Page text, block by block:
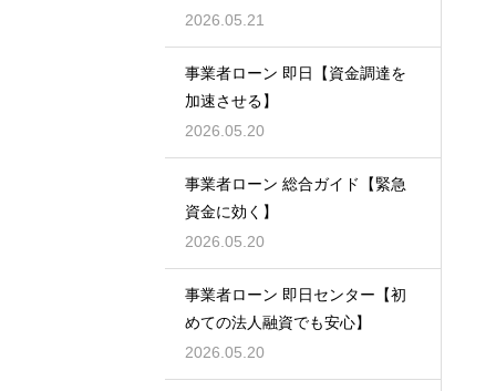
く】
2026.05.21
事業者ローン 即日【資金調達を
加速させる】
2026.05.20
事業者ローン 総合ガイド【緊急
資金に効く】
2026.05.20
事業者ローン 即日センター【初
めての法人融資でも安心】
2026.05.20